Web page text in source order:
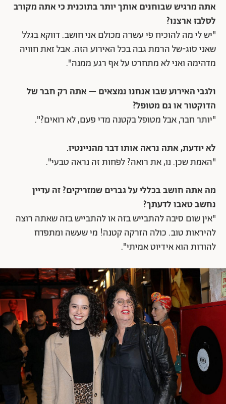
אתה מרגיש שבוחנים אותך יותר בתוכנית כי אתה מקורב
לסלבז ארצנו?
"יש לי מה להוכיח פי עשרה מכולם אני חושב. דווקא בגלל
שאני סוג-של הרמת גבה בכל האירוע הזה. אבל זאת חוויה
מדהימה ואני לא מתחרט על אף רגע ממנה".
ולגבי האירוע שבו אנחנו נמצאים – אתה רק חבר של
הדוקטור או גם מטופל?
"יותר חבר, אבל מטופל בקטנה מדי פעם, לא רואים?".
לא יודעת, אתה נראה אותו דבר מהניינטיז.
"האמת שכן. נו, את רואה? לפחות זה נראה טבעי".
מה אתה חושב בכללי על גברים שמזריקים? זה עדיין
נחשב טאבו לדעתך?
"אין שום סיבה להתבייש בזה או להתבייש בזה שאתה רוצה
להיראות טוב. כולה הזרקה קטנה! מי שעשה ומתפדח
להודות הוא אידיוט אמיתי".